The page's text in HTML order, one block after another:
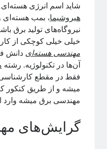
فریبادرانتگرال لبگ
فاطمهدرچهارسال فیزیک!
م. ع.درچهارسال فیزیک!
عباس ریزیدرچهارسال فیزیک!
م. ع.درچهارسال فیزیک!
پر بازدیدترین نوشته‌ها
چهارسال فیزیک!
پرسش‌های یک دانشجوی فیزیک!
شاید اسم انرژی هسته‌ای
هیروشیما، بمب هسته‌ای
نیروگاه‌های تولید برق
خیلی خیلی کوچکی از
مهندسی هسته‌ای دانش
آن‌ها در تکنولوژیه. رشته
فقط در مقطع
میشه و از طریق کنکور
مهندسی برق میشه وارد
گرایش‌های